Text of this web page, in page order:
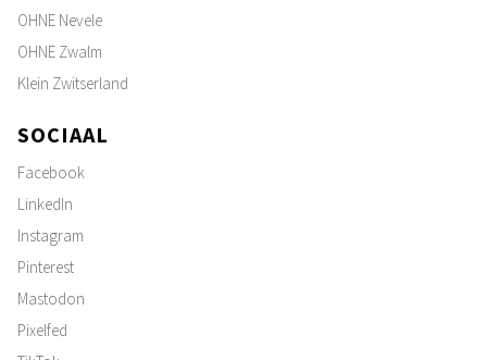
OHNE Nevele
OHNE Zwalm
Klein Zwitserland
SOCIAAL
Facebook
LinkedIn
Instagram
Pinterest
Mastodon
Pixelfed